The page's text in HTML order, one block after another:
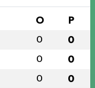
O P
0 0
0 0
0 0